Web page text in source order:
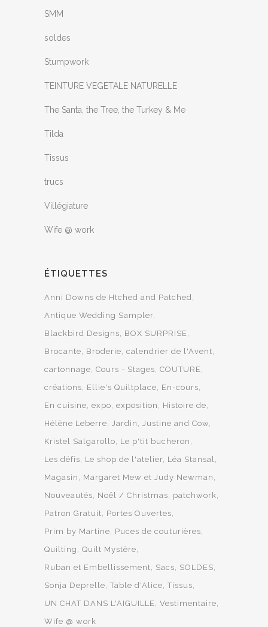
SMM
soldes
Stumpwork
TEINTURE VEGETALE NATURELLE
The Santa, the Tree, the Turkey & Me
Tilda
Tissus
trucs
Villégiature
Wife @ work
ÉTIQUETTES
Anni Downs de Htched and Patched
Antique Wedding Sampler
Blackbird Designs
BOX SURPRISE
Brocante
Broderie calendrier de l'Avent
cartonnage Cours - Stages COUTURE
créations
Ellie's Quiltplace
En-cours
En cuisine expo exposition
Histoire de
Hélène Leberre Jardin
Justine and Cow
Kristel Salgarollo
Le p'tit bucheron
Les défis
Le shop de l'atelier Léa Stansal
Magasin
Margaret Mew et Judy Newman
Nouveautés
Noël / Christmas
patchwork
Patron Gratuit
Portes Ouvertes
Prim by Martine
Puces de couturières
Quilting
Quilt Mystère
Ruban et Embellissement
Sacs
SOLDES
Sonja Deprelle Table d'Alice Tissus
UN CHAT DANS L'AIGUILLE Vestimentaire
Wife @ work